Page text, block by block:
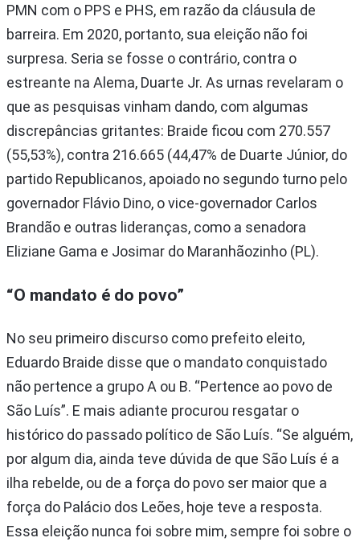
PMN com o PPS e PHS, em razão da cláusula de
barreira. Em 2020, portanto, sua eleição não foi
surpresa. Seria se fosse o contrário, contra o
estreante na Alema, Duarte Jr. As urnas revelaram o
que as pesquisas vinham dando, com algumas
discrepâncias gritantes: Braide ficou com 270.557
(55,53%), contra 216.665 (44,47% de Duarte Júnior, do
partido Republicanos, apoiado no segundo turno pelo
governador Flávio Dino, o vice-governador Carlos
Brandão e outras lideranças, como a senadora
Eliziane Gama e Josimar do Maranhãozinho (PL).
“O mandato é do povo”
No seu primeiro discurso como prefeito eleito,
Eduardo Braide disse que o mandato conquistado
não pertence a grupo A ou B. “Pertence ao povo de
São Luís”. E mais adiante procurou resgatar o
histórico do passado político de São Luís. “Se alguém,
por algum dia, ainda teve dúvida de que São Luís é a
ilha rebelde, ou de a força do povo ser maior que a
força do Palácio dos Leões, hoje teve a resposta.
Essa eleição nunca foi sobre mim, sempre foi sobre o